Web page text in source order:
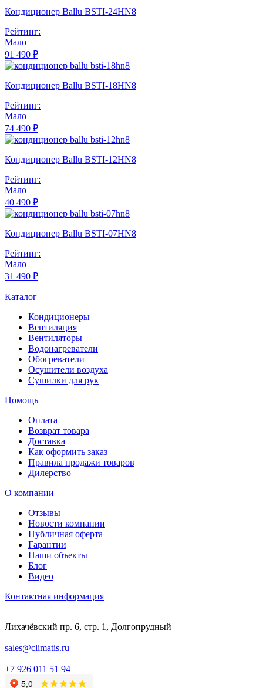
Кондиционер Ballu BSTI-24HN8
Рейтинг:
Мало
91 490 ₽
Кондиционер Ballu BSTI-18HN8
Рейтинг:
Мало
74 490 ₽
Кондиционер Ballu BSTI-12HN8
Рейтинг:
Мало
40 490 ₽
Кондиционер Ballu BSTI-07HN8
Рейтинг:
Мало
31 490 ₽
Каталог
Кондиционеры
Вентиляция
Вентиляторы
Водонагреватели
Обогреватели
Осушители воздуха
Сушилки для рук
Помощь
Оплата
Возврат товара
Доставка
Как оформить заказ
Правила продажи товаров
Дилерство
О компании
Отзывы
Новости компании
Публичная оферта
Гарантии
Наши объекты
Блог
Видео
Контактная информация
Лихачёвский пр. 6, стр. 1, Долгопрудный
sales@climatis.ru
+7 926 011 51 94